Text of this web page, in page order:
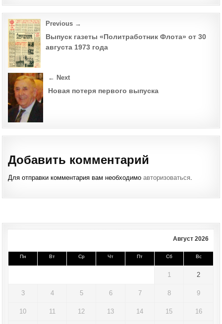
Post
navigation
Previous →
Выпуск газеты «Политработник Флота» от 30
августа 1973 года
← Next
Новая потеря первого выпуска
Добавить комментарий
Для отправки комментария вам необходимоавторизоваться
Август 2026
Пн Вт Ср Чт Пт Сб Вс
1 2
3 4 5 6 7 8 9
10 11 12 13 14 15 16